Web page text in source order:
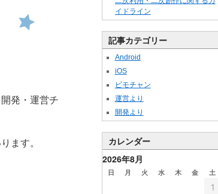
発・運営チ
ます。
イドライン
記事カテゴリー
Android
iOS
ビモチャン
運営より
開発より
カレンダー
2026年8月
日 月 火 水 木 金 土
1